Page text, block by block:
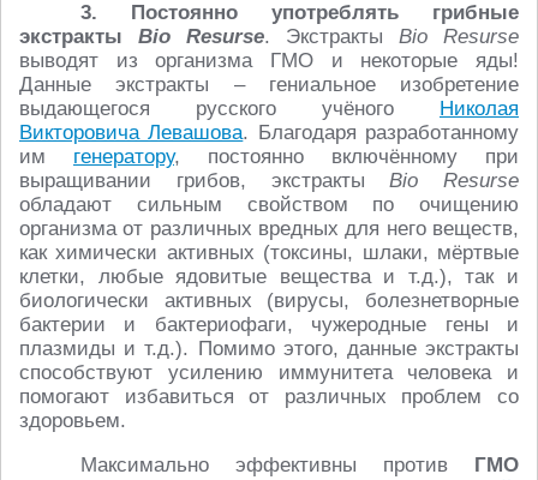
3. Постоянно употреблять грибные
экстракты Bio Resurse. Экстракты Bio Resurse
выводят из организма ГМО и некоторые яды!
Данные экстракты – гениальное изобретение
выдающегося русского учёного Николая
Викторовича Левашова. Благодаря разработанному
им генератору, постоянно включённому при
выращивании грибов, экстрактыBio Resurse
обладают сильным свойством по очищению
организма от различных вредных для него веществ,
как химически активных (токсины, шлаки, мёртвые
клетки, любые ядовитые вещества и т.д.), так и
биологически активных (вирусы, болезнетворные
бактерии и бактериофаги, чужеродные гены и
плазмиды и т.д.). Помимо этого, данные экстракты
способствуют усилению иммунитета человека и
помогают избавиться от различных проблем со
здоровьем.
Максимально эффективны против ГМО